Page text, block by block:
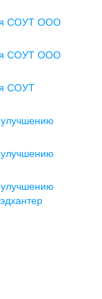
СОУТ ООО
СОУТ ООО
СОУТ